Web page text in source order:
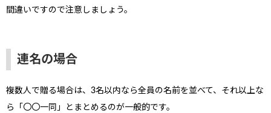
間違いですので注意しましょう。
連名の場合
複数人で贈る場合は、3名以内なら全員の名前を並べて、それ以上な
ら「〇〇一同」とまとめるのが一般的です。